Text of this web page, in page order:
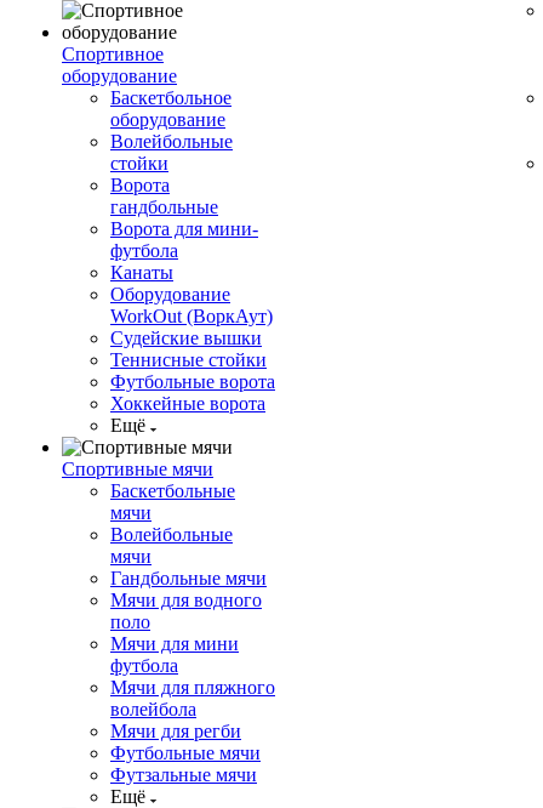
Спортивное
оборудование
Баскетбольное
оборудование
Волейбольные
стойки
Ворота
гандбольные
Ворота для мини-
футбола
Канаты
Оборудование
WorkOut (ВоркАут)
Судейские вышки
Теннисные стойки
Футбольные ворота
Хоккейные ворота
Ещё
Спортивные мячи
Баскетбольные
мячи
Волейбольные
мячи
Гандбольные мячи
Мячи для водного
поло
Мячи для мини
футбола
Мячи для пляжного
волейбола
Мячи для регби
Футбольные мячи
Футзальные мячи
Ещё